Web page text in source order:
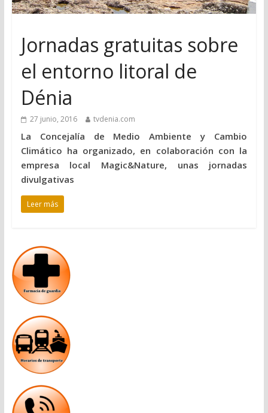
Jornadas gratuitas sobre
el entorno litoral de
Dénia
27 junio, 2016 tvdenia.com
La Concejalía de Medio Ambiente y Cambio
Climático ha organizado, en colaboración con la
empresa local Magic&Nature, unas jornadas
divulgativas
Leer más